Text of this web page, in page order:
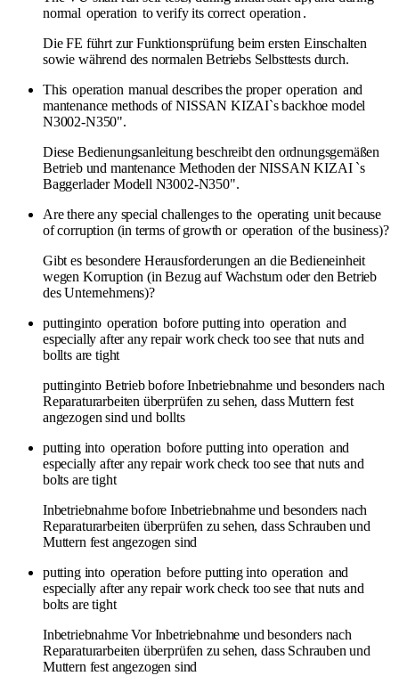
normal operation to verify its correct operation .
Die FE führt zur Funktionsprüfung beim ersten Einschalten
sowie während des normalen Betriebs Selbsttests durch.
This operation manual describes the proper operation and
mantenance methods of NISSAN KIZAI`s backhoe model
N3002-N350".
Diese Bedienungsanleitung beschreibt den ordnungsgemäßen
Betrieb und mantenance Methoden der NISSAN KIZAI `s
Baggerlader Modell N3002-N350".
Are there any special challenges to the operating unit because
of corruption (in terms of growth or operation of the business)?
Gibt es besondere Herausforderungen an die Bedieneinheit
wegen Korruption (in Bezug auf Wachstum oder den Betrieb
des Unternehmens)?
puttinginto operation bofore putting into operation and
especially after any repair work check too see that nuts and
bollts are tight
puttinginto Betrieb bofore Inbetriebnahme und besonders nach
Reparaturarbeiten überprüfen zu sehen, dass Muttern fest
angezogen sind und bollts
putting into operation bofore putting into operation and
especially after any repair work check too see that nuts and
bolts are tight
Inbetriebnahme bofore Inbetriebnahme und besonders nach
Reparaturarbeiten überprüfen zu sehen, dass Schrauben und
Muttern fest angezogen sind
putting into operation before putting into operation and
especially after any repair work check too see that nuts and
bolts are tight
Inbetriebnahme Vor Inbetriebnahme und besonders nach
Reparaturarbeiten überprüfen zu sehen, dass Schrauben und
Muttern fest angezogen sind